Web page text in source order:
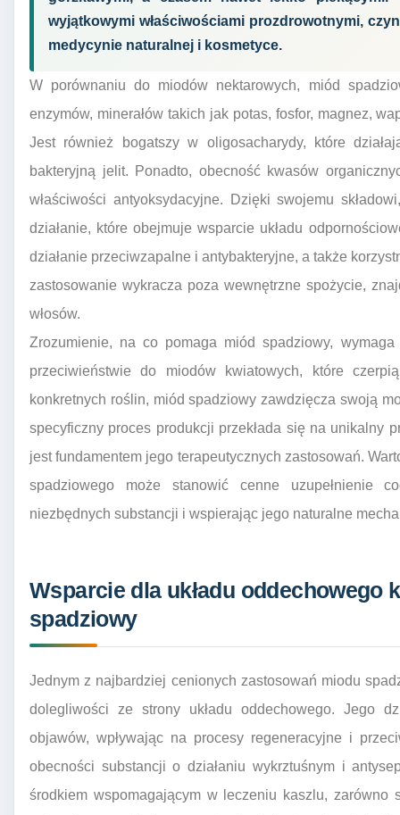
wyjątkowymi właściwościami prozdrowotnymi,
medycynie naturalnej i kosmetyce.
W porównaniu do miodów nektarowych, miód
enzymów, minerałów takich jak potas, fosfor, magnez,
Jest również bogatszy w oligosacharydy, które
bakteryjną jelit. Ponadto, obecność kwasów
właściwości antyoksydacyjne. Dzięki swojemu
działanie, które obejmuje wsparcie układu
działanie przeciwzapalne i antybakteryjne, a także
zastosowanie wykracza poza wewnętrzne spożycie,
włosów.
Zrozumienie, na co pomaga miód spadziowy,
przeciwieństwie do miodów kwiatowych, które
konkretnych roślin, miód spadziowy zawdzięcza swoją
specyficzny proces produkcji przekłada się na unikalny
jest fundamentem jego terapeutycznych zastosowań.
spadziowego może stanowić cenne uzupełnienie
niezbędnych substancji i wspierając jego naturalne
Wsparcie dla układu oddechowego
spadziowy
Jednym z najbardziej cenionych zastosowań miodu
dolegliwości ze strony układu oddechowego. Jego
objawów, wpływając na procesy regeneracyjne i
obecności substancji o działaniu wykrztuśnym i
środkiem wspomagającym w leczeniu kaszlu, zarówno